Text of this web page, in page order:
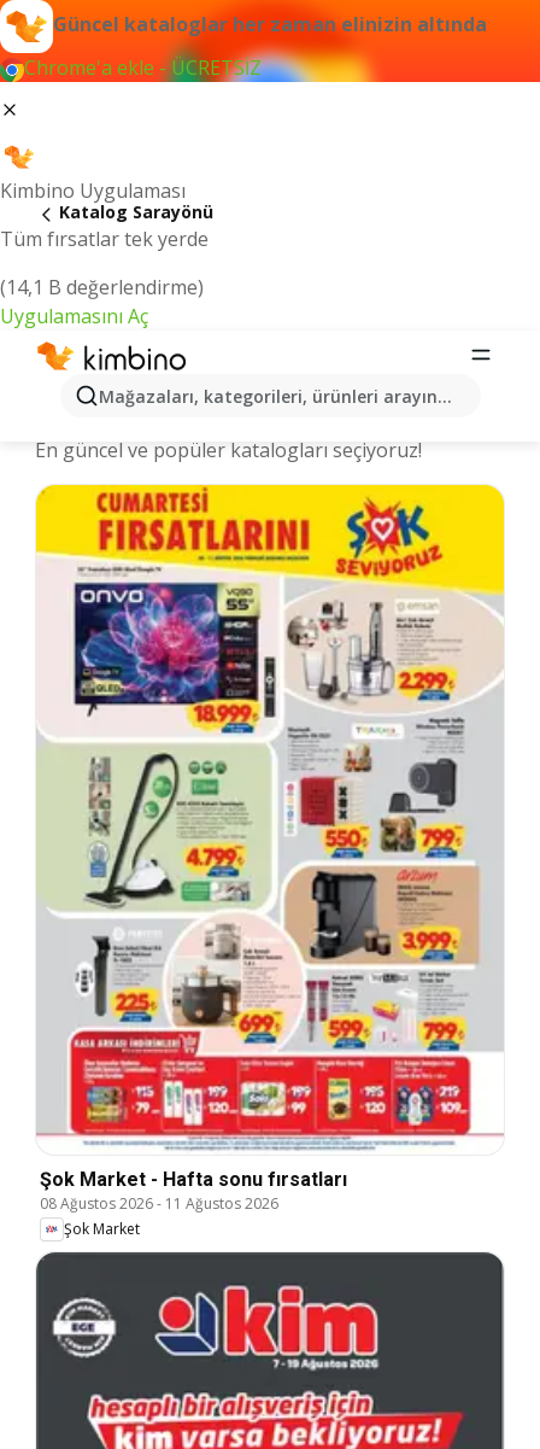
Güncel kataloglar her zaman elinizin altında
Chrome'a ekle - ÜCRETSİZ
Kimbino Uygulaması
Tüm fırsatlar tek yerde
(14,1 B değerlendirme)
Uygulamasını Aç
Mağazaları, kategorileri, ürünleri arayın...
Katalog Sarayönü
Sarayönü şehrinde kataloglar ve
En güncel ve popüler katalogları seçiyoruz!
Şok Market - Hafta sonu fırsatları
08 Ağustos 2026- 11 Ağustos 2026
Şok Market